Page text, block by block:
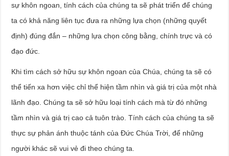
sự khôn ngoan, tính cách của chúng ta sẽ phát triển để chúng
ta có khả năng liên tục đưa ra những lựa chọn (những quyết
định) đúng đắn – những lựa chọn công bằng, chính trực và có
đạo đức.
Khi tìm cách sở hữu sự khôn ngoan của Chúa, chúng ta sẽ có
thể tiến xa hơn việc chỉ thể hiện tầm nhìn và giá trị của một nhà
lãnh đạo. Chúng ta sẽ sở hữu loại tính cách mà từ đó những
tầm nhìn và giá trị cao cả tuôn trào. Tính cách của chúng ta sẽ
thực sự phản ánh thuộc tánh của Đức Chúa Trời, để những
người khác sẽ vui vẻ đi theo chúng ta.